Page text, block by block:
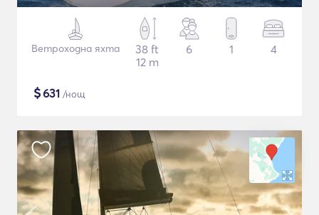
Ветроходна яхта
38 ft
12 m
6 1 4
$631 /нощ